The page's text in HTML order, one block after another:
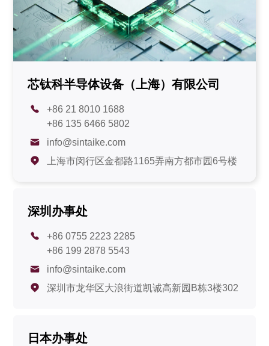
芯钛科半导体设备（上海）有限公司
+86 21 8010 1688
+86 135 6466 5802
info@sintaike.com
上海市闵行区金都路1165弄南方都市园6号楼
深圳办事处
+86 0755 2223 2285
+86 199 2878 5543
info@sintaike.com
深圳市龙华区大浪街道凯诚高新园B栋3楼302
日本办事处